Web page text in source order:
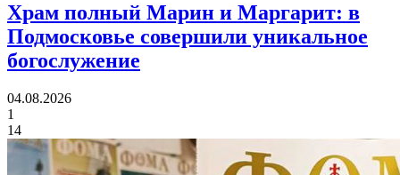
Храм полный Марин и Маргарит: в
Подмосковье совершили уникальное
богослужение
04.08.2026
1
14